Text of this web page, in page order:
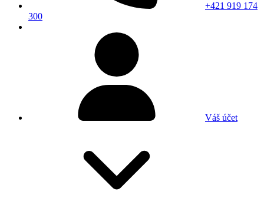
+421 919 174
300
Váš účet